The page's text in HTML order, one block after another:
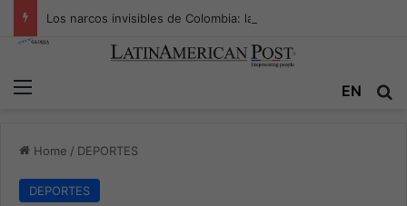
EN
Home / DEPORTES
DEPORTES